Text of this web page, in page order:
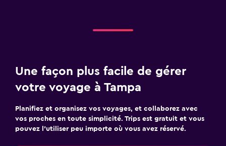
Une façon plus facile de gérer
votre voyage à Tampa
Planifiez et organisez vos voyages, et collaborez avec
vos proches en toute simplicité. Trips est gratuit et vous
pouvez l’utiliser peu importe où vous avez réservé.